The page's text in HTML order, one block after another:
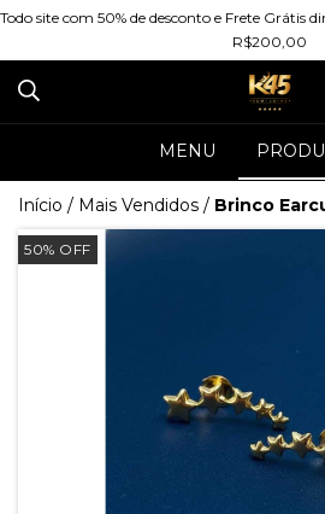
Todo site com 50% de desconto e Frete Grátis
R$200,00
MENU
Início / Mais Vendidos / Brinco
50% OFF